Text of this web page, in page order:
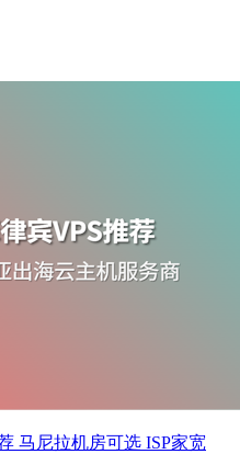
马尼拉机房可选 ISP家宽